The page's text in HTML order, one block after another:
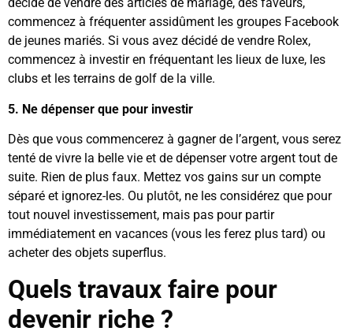
décidé de vendre des articles de mariage, des faveurs,
commencez à fréquenter assidûment les groupes Facebook
de jeunes mariés. Si vous avez décidé de vendre Rolex,
commencez à investir en fréquentant les lieux de luxe, les
clubs et les terrains de golf de la ville.
5. Ne dépenser que pour investir
Dès que vous commencerez à gagner de l’argent, vous serez
tenté de vivre la belle vie et de dépenser votre argent tout de
suite. Rien de plus faux. Mettez vos gains sur un compte
séparé et ignorez-les. Ou plutôt, ne les considérez que pour
tout nouvel investissement, mais pas pour partir
immédiatement en vacances (vous les ferez plus tard) ou
acheter des objets superflus.
Quels travaux faire pour
devenir riche ?